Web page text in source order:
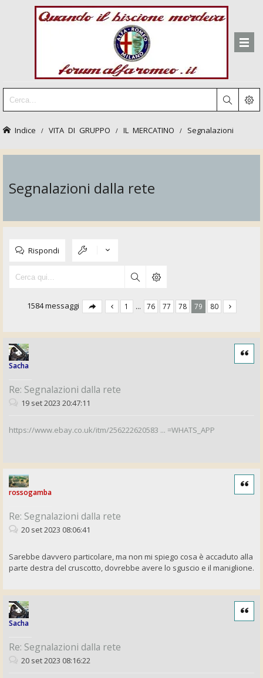
Indice VITA DI GRUPPO IL MERCATINO Segnalazioni
Segnalazioni dalla rete
Rispondi
1584 messaggi 1 … 76 77 78 79 80
Sacha
Re: Segnalazioni dalla rete
Cita
19 set 2023 20:47:11
https://www.ebay.co.uk/itm/256222620583 ... =WHATS_APP
rossogamba
Re: Segnalazioni dalla rete
Cita
20 set 2023 08:06:41
Sarebbe davvero particolare, ma non mi spiego cosa è accaduto alla
parte destra del cruscotto, dovrebbe avere lo sguscio e il maniglione.
Sacha
Re: Segnalazioni dalla rete
Cita
20 set 2023 08:16:22